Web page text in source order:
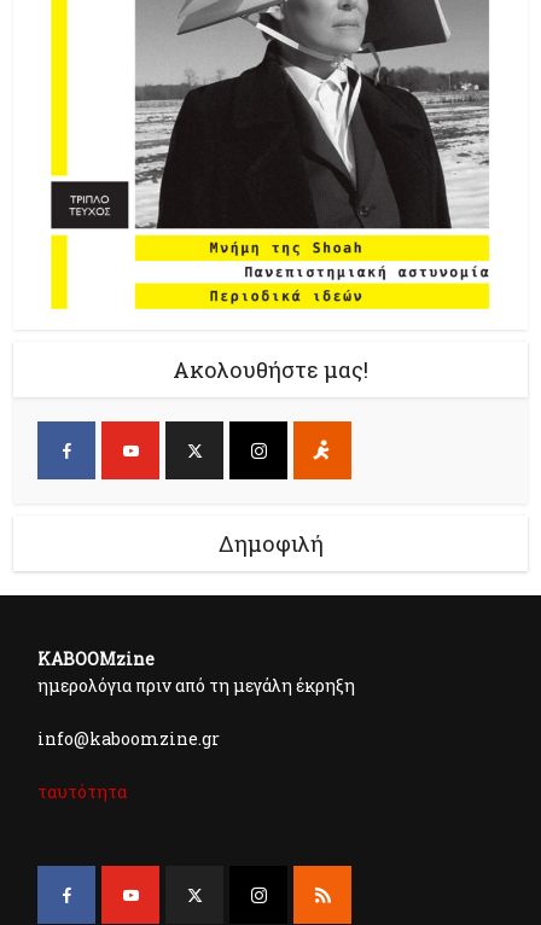
Ακολουθήστε μας!
Δημοφιλή
KABOOMzine
ημερολόγια πριν από τη μεγάλη έκρηξη
info@kaboomzine.gr
ταυτότητα